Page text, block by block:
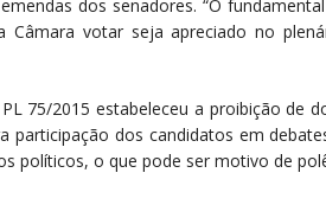
dos senadores. “O
Câmara votar seja apreciado no
75/2015 estabeleceu a proibição de
participação dos candidatos em
políticos, o que pode ser motivo de